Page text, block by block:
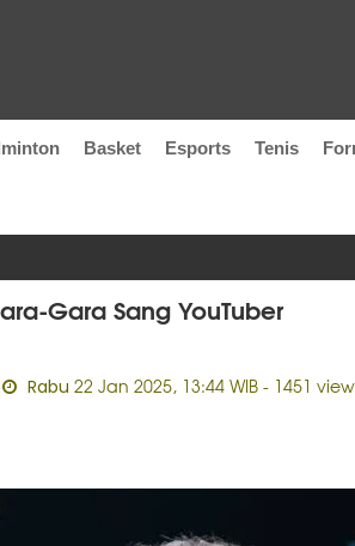
Basket Esports Tenis
Gara Sang YouTuber
Rabu 22 Jan 2025, 13:44 WIB- 1451